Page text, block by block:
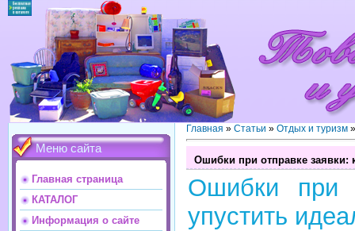
Меню сайта
Главная страница
КАТАЛОГ
Информация о сайте
Главная » Статьи » Отдых и туризм
Ошибки при отправке заявки:
Ошибки при
упустить